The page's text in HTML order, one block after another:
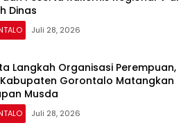
Dinas
Juli 28, 2026
Langkah Organisasi Perempuan,
Kabupaten Gorontalo Matangkan
Musda
Juli 28, 2026